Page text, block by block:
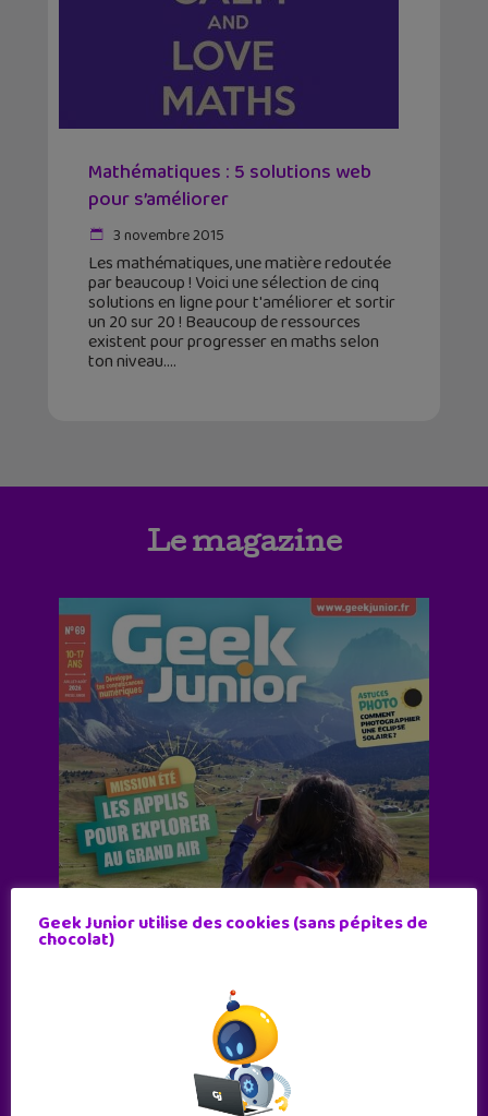
Mathématiques : 5 solutions web
pour s’améliorer
3 novembre 2015
Les mathématiques, une matière redoutée
par beaucoup ! Voici une sélection de cinq
solutions en ligne pour t'améliorer et sortir
un 20 sur 20 ! Beaucoup de ressources
existent pour progresser en maths selon
ton niveau.
Le magazine
Geek Junior utilise des cookies (sans pépites de
chocolat)